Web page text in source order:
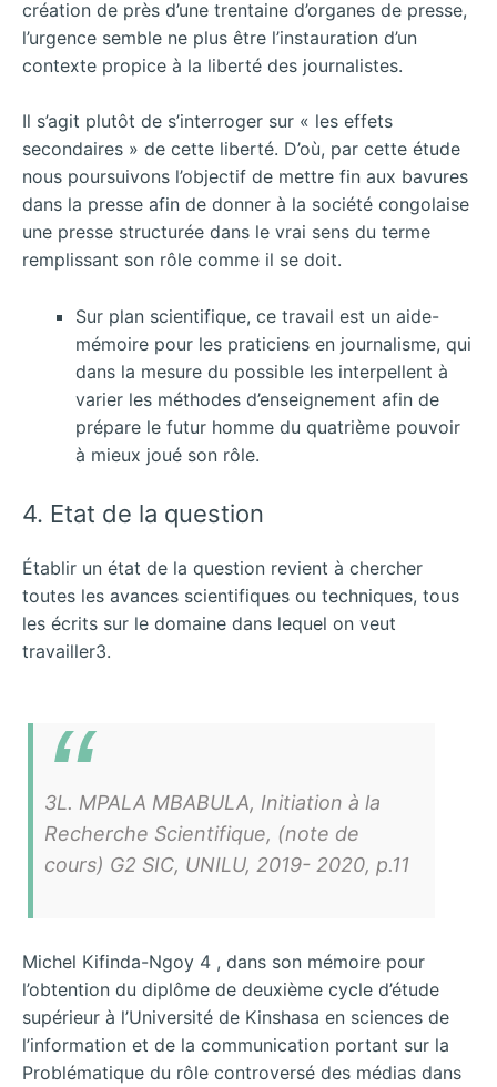
création de près d’une trentaine d’organes de presse,
l’urgence semble ne plus être l’instauration d’un
contexte propice à la liberté des journalistes.
Il s’agit plutôt de s’interroger sur « les effets
secondaires » de cette liberté. D’où, par cette étude
nous poursuivons l’objectif de mettre fin aux bavures
dans la presse afin de donner à la société congolaise
une presse structurée dans le vrai sens du terme
remplissant son rôle comme il se doit.
Sur plan scientifique, ce travail est un aide-
mémoire pour les praticiens en journalisme, qui
dans la mesure du possible les interpellent à
varier les méthodes d’enseignement afin de
prépare le futur homme du quatrième pouvoir
à mieux joué son rôle.
4. Etat de la question
Établir un état de la question revient à chercher
toutes les avances scientifiques ou techniques, tous
les écrits sur le domaine dans lequel on veut
travailler3.
3L. MPALA MBABULA, Initiation à la
Recherche Scientifique, (note de
cours) G2 SIC, UNILU, 2019- 2020, p.11
Michel Kifinda-Ngoy 4 , dans son mémoire pour
l’obtention du diplôme de deuxième cycle d’étude
supérieur à l’Université de Kinshasa en sciences de
l’information et de la communication portant sur la
Problématique du rôle controversé des médias dans